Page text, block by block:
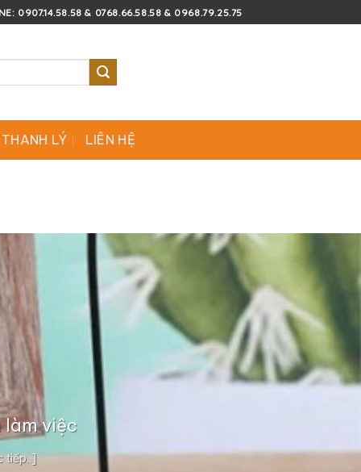
0907.14.58.58 & 0768.66.58.58 & 0968.79.25.75
LÝ LIÊN HỆ
làm việc
tiếp..]